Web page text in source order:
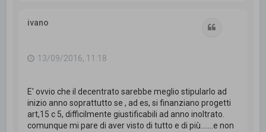
ivano
13/09/2016, 11:18
E' ovvio che il decentrato sarebbe meglio stipularlo ad
inizio anno soprattutto se , ad es, si finanziano progetti
art,15 c 5, difficilmente giustificabili ad anno inoltrato.
comunque mi pare di aver visto di tutto e di più.......e non